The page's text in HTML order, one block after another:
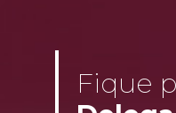
Fique